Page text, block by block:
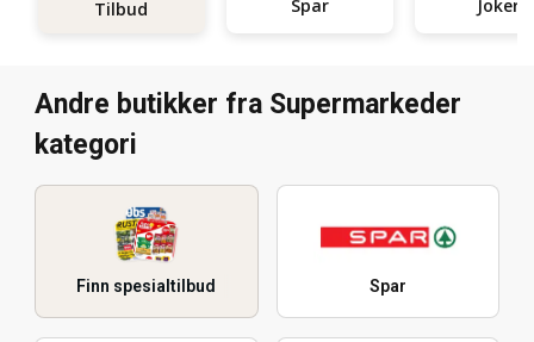
Tilbud Spar Joker
Andre butikker fra Supermarkeder
kategori
Finn spesialtilbud Spar